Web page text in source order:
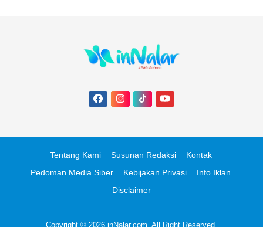
Tentang Kami Susunan Redaksi
Kontak
Pedoman Media Siber
Kebijakan Privasi
Info Iklan
Disclaimer
Copyright © 2026 inNalar.com . All Right Reserved.